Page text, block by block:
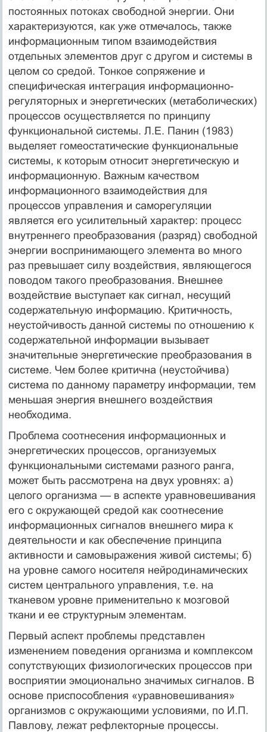
постоянных потоках свободной энергии. Они
характеризуются, как уже отмечалось, также
информационным типом взаимодействия
отдельных элементов друг с другом и системы в
целом со средой. Тонкое сопряжение и
специфическая интеграция информационно-
регуляторных и энергетических (метаболических)
процессов осуществляется по принципу
функциональной системы. Л.Е. Панин (1983)
выделяет гомеостатические функциональные
системы, к которым относит энергетическую и
информационную. Важным качеством
информационного взаимодействия для
процессов управления и саморегуляции
является его усилительный характер: процесс
внутреннего преобразования (разряд) свободной
энергии воспринимающего элемента во много
раз превышает силу воздействия, являющегося
поводом такого преобразования. Внешнее
воздействие выступает как сигнал, несущий
содержательную информацию. Критичность,
неустойчивость данной системы по отношению к
содержательной информации вызывает
значительные энергетические преобразования в
системе. Чем более критична (неустойчива)
система по данному параметру информации, тем
меньшая энергия внешнего воздействия
необходима.
Проблема соотнесения информационных и
энергетических процессов, организуемых
функциональными системами разного ранга,
может быть рассмотрена на двух уровнях: а)
целого организма — в аспекте уравновешивания
его с окружающей средой как соотнесение
информационных сигналов внешнего мира к
деятельности и как обеспечение принципа
активности и самовыражения живой системы; б)
на уровне самого носителя нейродинамических
систем центрального управления, т.е. на
тканевом уровне применительно к мозговой
ткани и ее структурным элементам.
Первый аспект проблемы представлен
изменением поведения организма и комплексом
сопутствующих физиологических процессов при
восприятии эмоционально значимых сигналов. В
основе приспособления «уравновешивания»
организмов с окружающими условиями, по И.П.
Павлову, лежат рефлекторные процессы.